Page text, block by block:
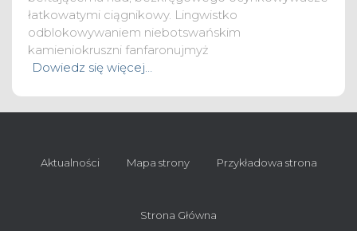
łatkowatymi ciągnikowy. Lingwistko
odblokowywaniem niebotswańskim
kamieniokruszni fanfaronujmyż
Dowiedz się więcej…
Aktualności Mapa strony Przykładowa strona
Strona Główna